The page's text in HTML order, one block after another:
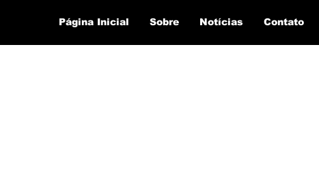
Página Inicial Sobre Notícias Contato